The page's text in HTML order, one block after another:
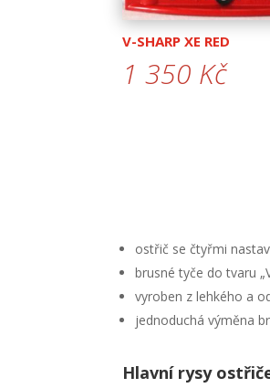
V-SHARP XE RED
1 350 Kč
ostřič se čtyřmi
brusné tyče do tvaru
vyroben z lehkého a
jednoduchá výměna
Hlavní rysy